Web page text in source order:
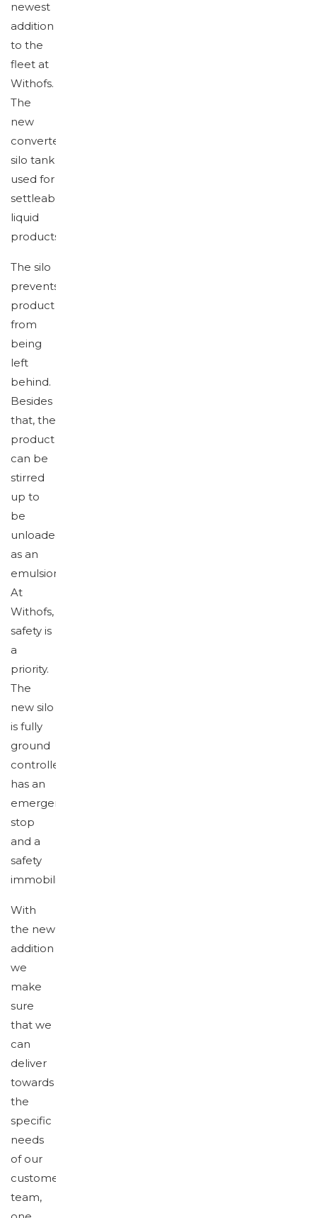
newest
addition
to the
fleet at
Withofs.
The
new
converted
silo tank
used for
settleable
liquid
products.
The silo
prevents
product
from
being
left
behind.
Besides
that, the
product
can be
stirred
up to
be
unloaded
as an
emulsion.
At
Withofs,
safety is
a
priority.
The
new silo
is fully
ground
controlled,
has an
emergency
stop
and a
safety
immobilizer.
With
the new
addition
we
make
sure
that we
can
deliver
towards
the
specific
needs
of our
customers.One
team,